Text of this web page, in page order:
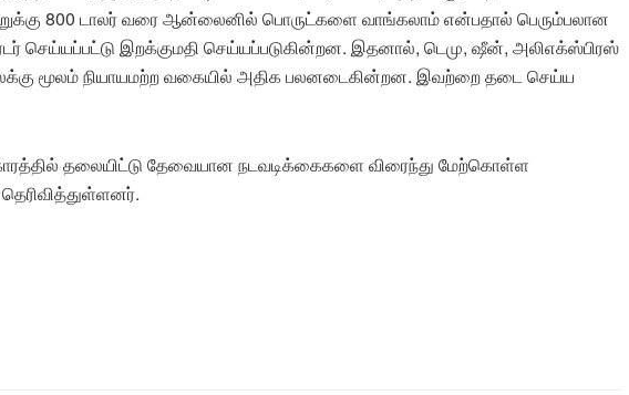
800 டாலர் வரை ஆன்லைனில் பொருட்களை வாங்கலாம் என்பதால் பெரும்பலான
செய்யப்பட்டு இறக்குமதி செய்யப்படுகின்றன. இதனால், டெமு, ஷீன், அலிஎக்ஸ்பிரஸ்
மூலம் நியாயமற்ற வகையில் அதிக பலனடைகின்றன. இவற்றை தடை செய்ய
தலையிட்டு தேவையான நடவடிக்கைகளை விரைந்து மேற்கொள்ள